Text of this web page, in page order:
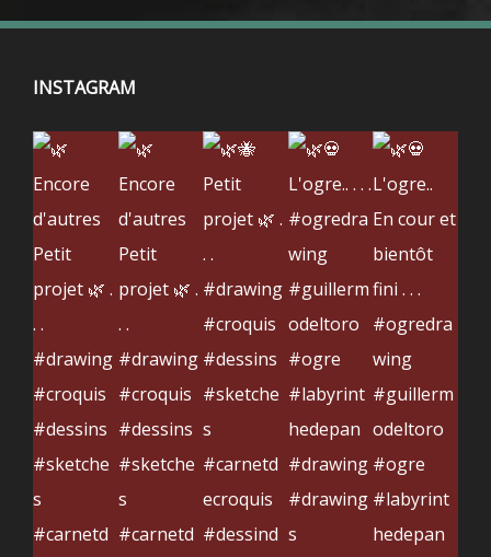
INSTAGRAM